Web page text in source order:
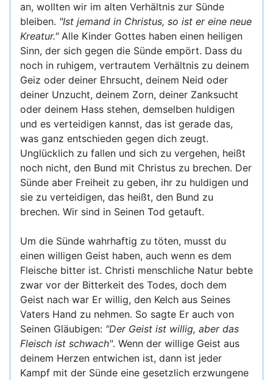
an, wollten wir im alten Verhältnis zur Sünde
bleiben. "Ist jemand in Christus, so ist er eine neue
Kreatur."Alle Kinder Gottes haben einen heiligen
Sinn, der sich gegen die Sünde empört. Dass du
noch in ruhigem, vertrautem Verhältnis zu deinem
Geiz oder deiner Ehrsucht, deinem Neid oder
deiner Unzucht, deinem Zorn, deiner Zanksucht
oder deinem Hass stehen, demselben huldigen
und es verteidigen kannst, das ist gerade das,
was ganz entschieden gegen dich zeugt.
Unglücklich zu fallen und sich zu vergehen, heißt
noch nicht, den Bund mit Christus zu brechen. Der
Sünde aber Freiheit zu geben, ihr zu huldigen und
sie zu verteidigen, das heißt, den Bund zu
brechen. Wir sind in Seinen Tod getauft.
Um die Sünde wahrhaftig zu töten, musst du
einen willigen Geist haben, auch wenn es dem
Fleische bitter ist. Christi menschliche Natur bebte
zwar vor der Bitterkeit des Todes, doch dem
Geist nach war Er willig, den Kelch aus Seines
Vaters Hand zu nehmen. So sagte Er auch von
Seinen Gläubigen: "Der Geist ist willig, aber das
Fleisch ist schwach". Wenn der willige Geist aus
deinem Herzen entwichen ist, dann ist jeder
Kampf mit der Sünde eine gesetzlich erzwungene